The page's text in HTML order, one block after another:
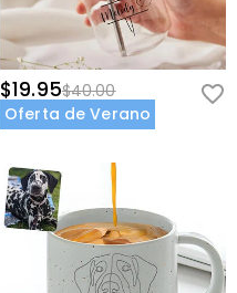
$19.95$40.00
Oferta de Verano